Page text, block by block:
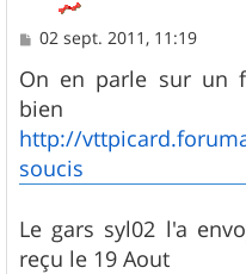
M
s
s
a
g
e
02 sept. 2011, 11:19
On en parle sur un
http://
soucis
Le gars syl02 l'a
reçu le 19 Aout